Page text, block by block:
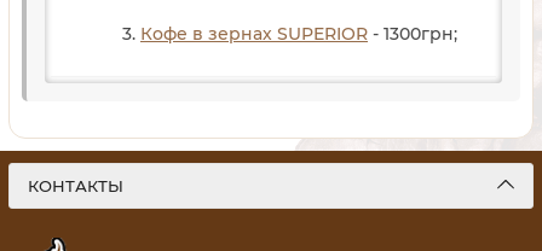
Кофе в зернах SUPERIOR - 1300грн;
КОНТАКТЫ